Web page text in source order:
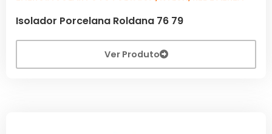
Isolador Porcelana Roldana 76 79
Ver Produto